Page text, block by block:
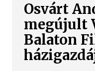
Osvárt
megújult
Balaton